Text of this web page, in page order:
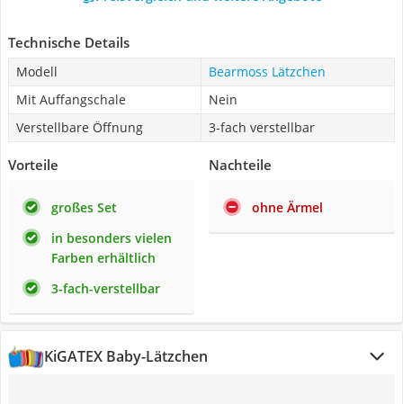
Technische Details
Modell
Bearmoss Lätzchen
Mit Auffangschale
Nein
Verstellbare Öffnung
3-fach verstellbar
Vorteile
großes Set
in besonders vielen
Farben erhältlich
3-fach-verstellbar
Nachteile
ohne Ärmel
KiGATEX Baby-Lätzchen